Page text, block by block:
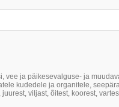
vee ja päikesevalguse- ja
kudedele ja organitele,
viljast, õitest, koorest,